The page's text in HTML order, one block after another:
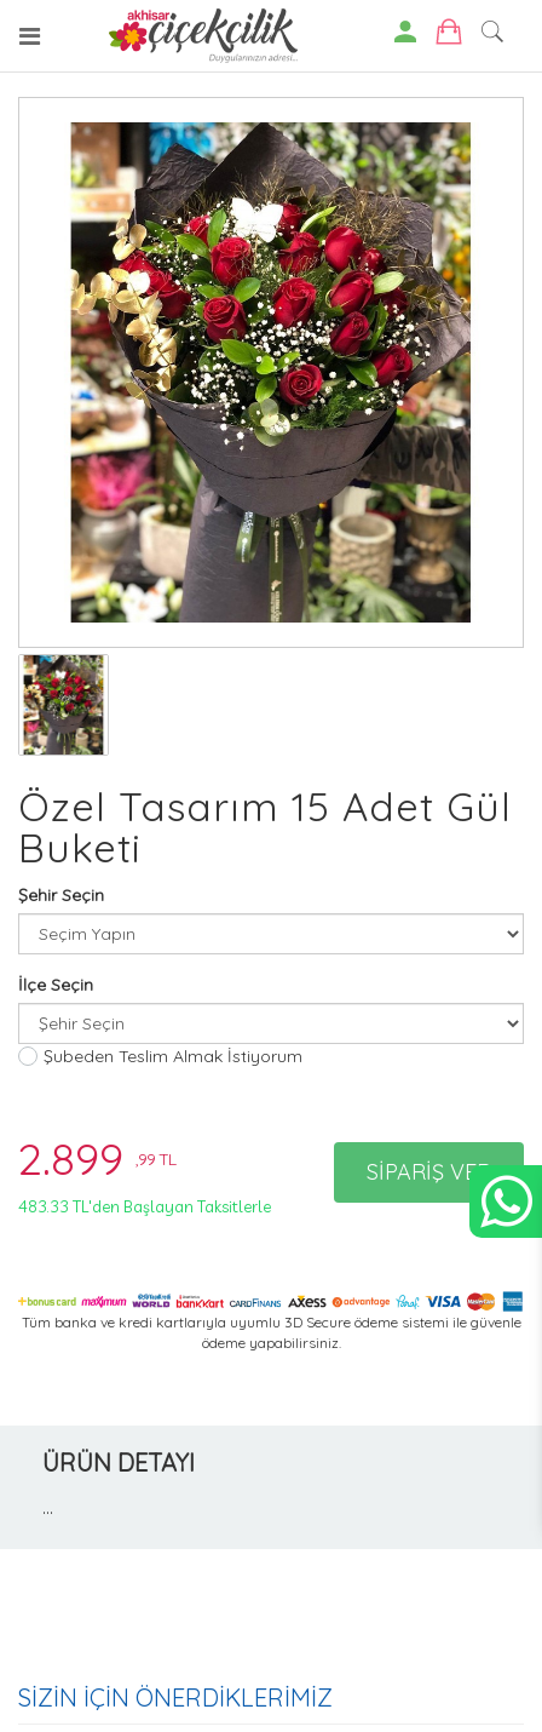
Özel Tasarım 15 Adet Gül
Buketi
Şehir Seçin
İlçe Seçin
Şubeden Teslim Almak İstiyorum
2.899 ,99 TL
483.33 TL'den Başlayan Taksitlerle
SİPARİŞ VER
Tüm banka ve kredi kartlarıyla uyumlu 3D Secure ödeme sistemi ile güvenle
ödeme yapabilirsiniz.
ÜRÜN DETAYI
...
SİZİN İÇİN ÖNERDİKLERİMİZ